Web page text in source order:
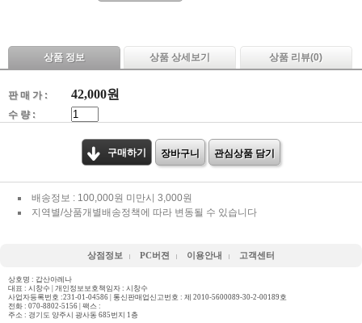
상품 정보 상품 상세보기 상품 리뷰(0)
판 매 가 : 42,000원
수 량 :
구매하기 장바구니 관심상품 담기
배송정보 : 100,000원 미만시 3,000원
지역별/상품개별배송정책에 따라 변동될 수 있습니다
상점정보 PC버젼 이용안내 고객센터
상호명 : 갑산아레나
대표 : 시창수 | 개인정보보호책임자 : 시창수
사업자등록번호 :231-01-04586 | 통신판매업신고번호 : 제 2010-5600089-30-2-00189호
전화 : 070-8802-5156 | 팩스 :
주소 : 경기도 양주시 광사동 685번지 1층